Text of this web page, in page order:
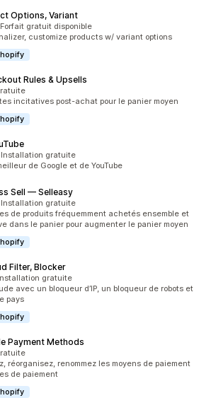
Options, Variant
5
Forfait gratuit disponible
customize products w/ variant options
Rules & Upsells
5
incitatives post-achat pour le panier moyen
5
Installation gratuite
de Google et de YouTube
Sell — Selleasy
5
Installation gratuite
de produits fréquemment achetés ensemble et
dans le panier pour augmenter le panier moyen
Filter, Blocker
5
gratuite
avec un bloqueur d’IP, un bloqueur de robots et
pays
Payment Methods
5
réorganisez, renommez les moyens de paiement
de paiement